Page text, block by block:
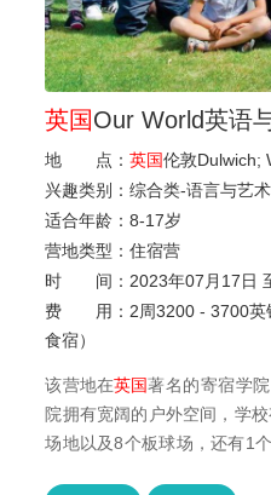
英国Our World英语
地 点：英国伦敦Dulwich;
兴趣类别：综合类-语言与艺术
适合年龄：8-17岁
营地类型：住宿营
时 间： 2023年07月17日
费 用： 2周3200 - 3700
食宿）
该营地在英国著名的寄宿学
院拥有宽阔的户外空间，学
场地以及8个板球场，还有1